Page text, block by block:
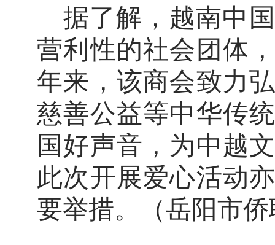
据了解，越南中
营利性的社会团体
年来，该商会致力
慈善公益等中华传
国好声音，为中越
此次开展爱心活动
要举措。（岳阳市